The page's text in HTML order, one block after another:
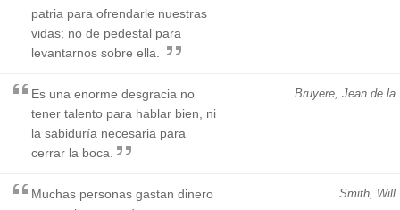
patria para ofrendarle nuestras
vidas; no de pedestal para
levantarnos sobre ella.
Bruyere, Jean de la
Es una enorme desgracia no
tener talento para hablar bien, ni
la sabiduría necesaria para
cerrar la boca.
Smith, Will
Muchas personas gastan dinero